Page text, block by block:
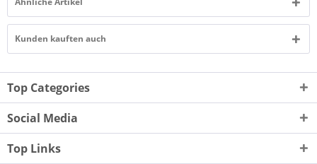
Kunden kauften auch
Top Categories
Social Media
Top Links